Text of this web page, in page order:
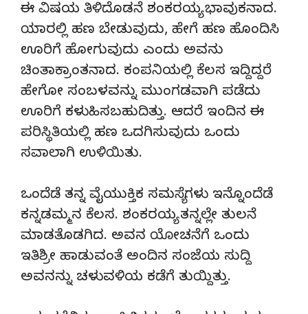
ಈ ವಿಷಯ ತಿಳಿದೊಡನೆ ಶಂಕರಯ್ಯ ಭಾವುಕನಾದ.
ಯಾರಲ್ಲಿ ಹಣ ಬೇಡುವುದು, ಹೇಗೆ ಹಣ ಹೊಂದಿಸಿ
ಊರಿಗೆ ಹೋಗುವುದು ಎಂದು ಅವನು
ಚಿಂತಾಕ್ರಾಂತನಾದ. ಕಂಪನಿಯಲ್ಲಿ ಕೆಲಸ ಇದ್ದಿದ್ದರೆ
ಹೇಗೋ ಸಂಬಳವನ್ನು ಮುಂಗಡವಾಗಿ ಪಡೆದು
ಊರಿಗೆ ಕಳುಹಿಸಬಹುದಿತ್ತು. ಆದರೆ ಇಂದಿನ ಈ
ಪರಿಸ್ಥಿತಿಯಲ್ಲಿ ಹಣ ಒದಗಿಸುವುದು ಒಂದು
ಸವಾಲಾಗಿ ಉಳಿಯಿತು.
ಒಂದೆಡೆ ತನ್ನ ವೈಯುಕ್ತಿಕ ಸಮಸ್ಯೆಗಳು ಇನ್ನೊಂದೆಡೆ
ಕನ್ನಡಮ್ಮನ ಕೆಲಸ. ಶಂಕರಯ್ಯ ತನ್ನಲ್ಲೇ ತುಲನೆ
ಮಾಡತೊಡಗಿದ. ಅವನ ಯೋಚನೆಗೆ ಒಂದು
ಇತಿಶ್ರೀ ಹಾಡುವಂತೆ ಅಂದಿನ ಸಂಜೆಯ ಸುದ್ದಿ
ಅವನನ್ನು ಚಳುವಳಿಯ ಕಡೆಗೆ ತುಯ್ದಿತ್ತು.